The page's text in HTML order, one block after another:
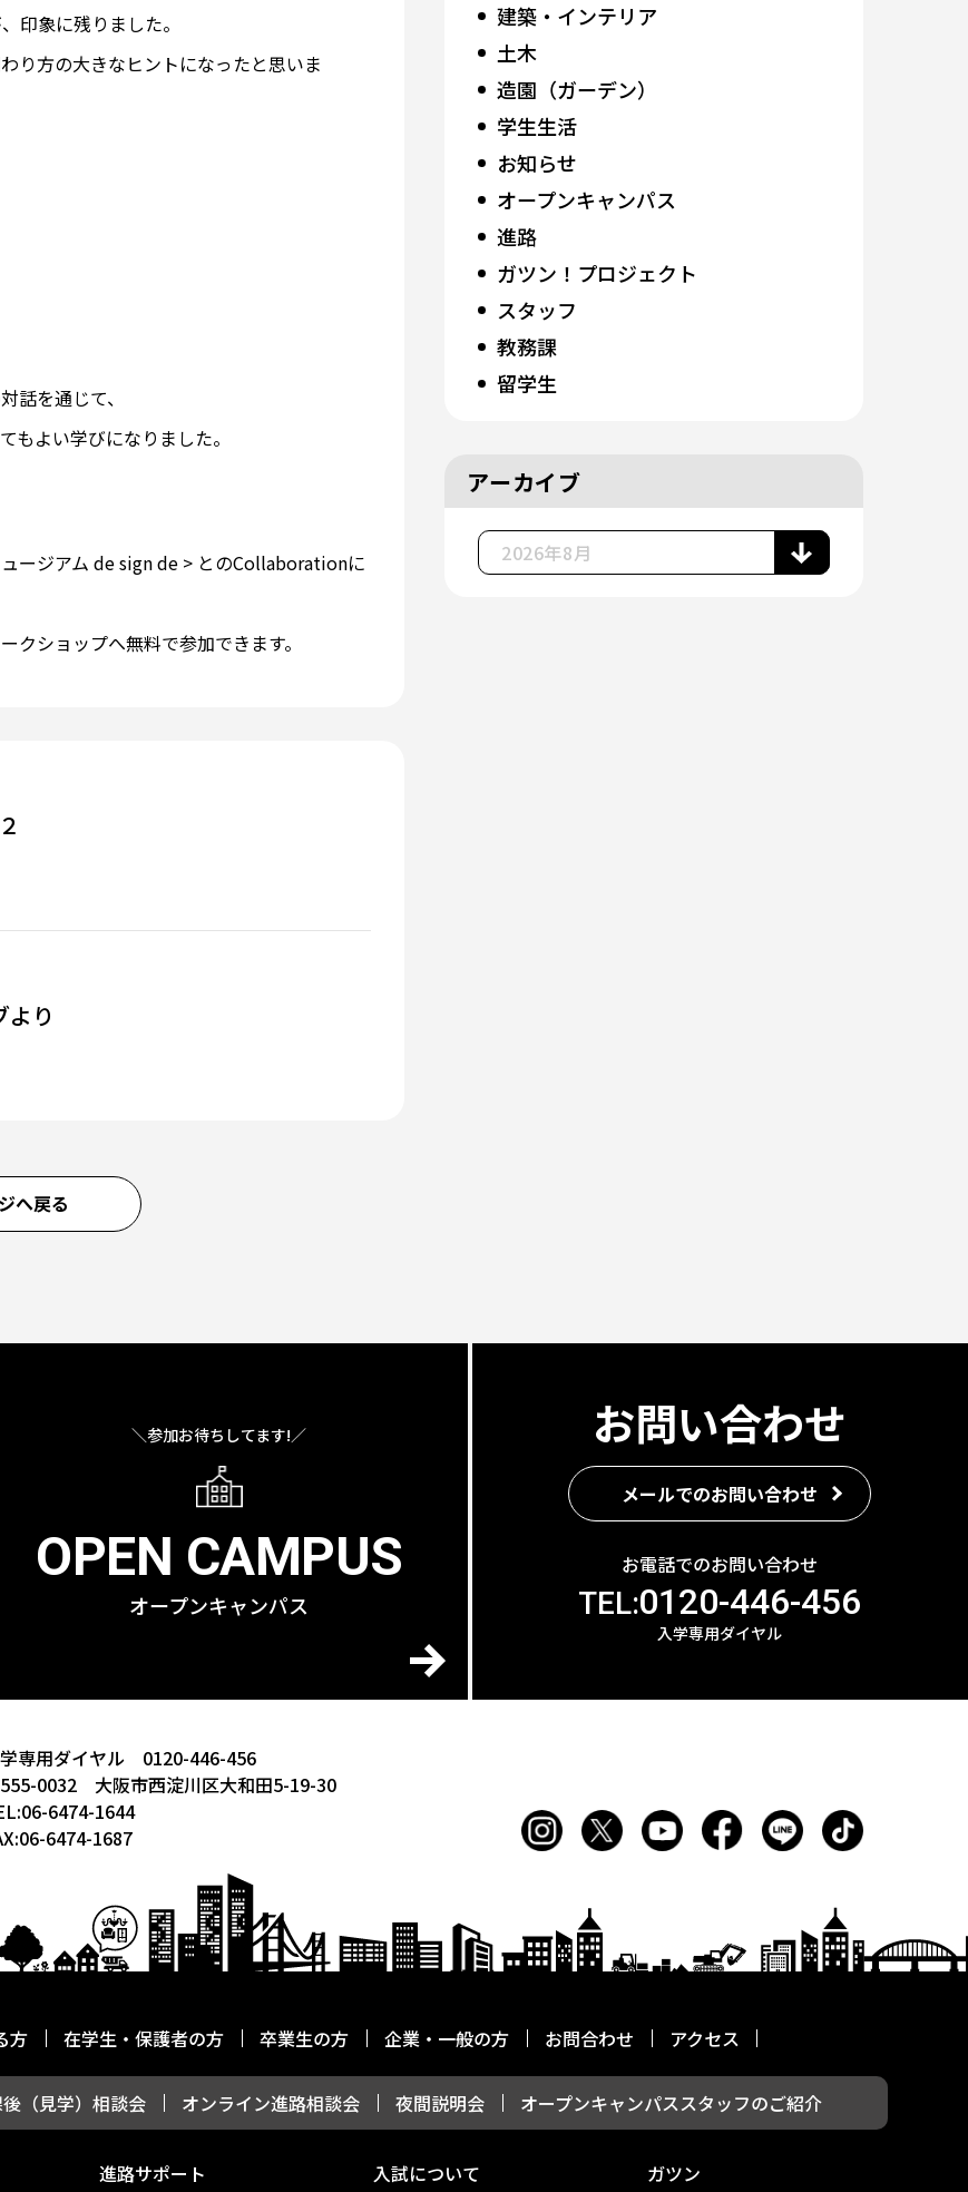
印象に残りました。
り方の大きなヒントになったと思いま
話を通じて、
もよい学びになりました。
ージアム de sign de > とのCollaborationに
クショップへ無料で参加できます。
り
へ戻る
建築・インテリア
土木
造園（ガーデン）
学生生活
お知らせ
オープンキャンパス
進路
ガツン！プロジェクト
スタッフ
教務課
留学生
アーカイブ
＼参加お待ちしてます!／
OPEN CAMPUS
オープンキャンパス
お問い合わせ
メールでのお問い合わせ
お電話でのお問い合わせ
TEL:0120-446-456
入学専用ダイヤル
専用ダイヤル 0120-446-456
0032 大阪市西淀川区大和田5-19-30
6474-1644
6474-1687
方 在学生・保護者の方 卒業生の方 企業・一般の方 お問合わせ アクセス
（見学）相談会 オンライン進路相談会 夜間説明会 オープンキャンパススタッフのご紹介
進路サポート 入試について ガツン